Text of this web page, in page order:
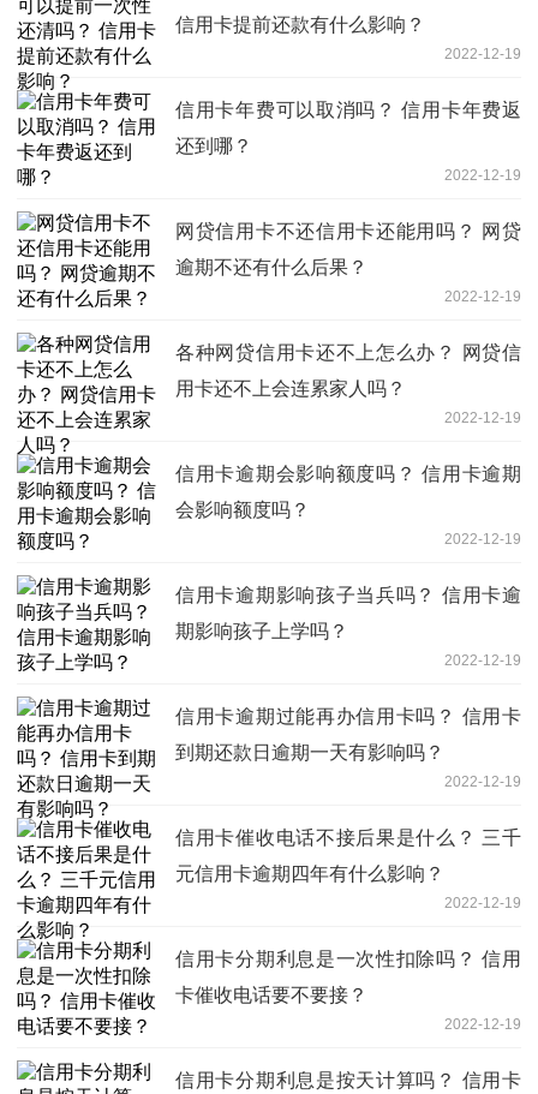
信用卡提前还款有什么影响？
2022-12-19
信用卡年费可以取消吗？ 信用卡年费返
还到哪？
2022-12-19
网贷信用卡不还信用卡还能用吗？ 网贷
逾期不还有什么后果？
2022-12-19
各种网贷信用卡还不上怎么办？ 网贷信
用卡还不上会连累家人吗？
2022-12-19
信用卡逾期会影响额度吗？ 信用卡逾期
会影响额度吗？
2022-12-19
信用卡逾期影响孩子当兵吗？ 信用卡逾
期影响孩子上学吗？
2022-12-19
信用卡逾期过能再办信用卡吗？ 信用卡
到期还款日逾期一天有影响吗？
2022-12-19
信用卡催收电话不接后果是什么？ 三千
元信用卡逾期四年有什么影响？
2022-12-19
信用卡分期利息是一次性扣除吗？ 信用
卡催收电话要不要接？
2022-12-19
信用卡分期利息是按天计算吗？ 信用卡